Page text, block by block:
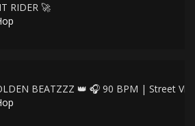
RIDER 🚀
BEATZZZ 👑 🎧 90 BPM | Street